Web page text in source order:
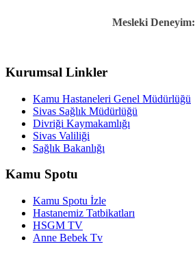
Mesleki Deneyim:
Kurumsal Linkler
Kamu Hastaneleri Genel Müdürlüğü
Sivas Sağlık Müdürlüğü
Divriği Kaymakamlığı
Sivas Valiliği
Sağlık Bakanlığı
Kamu Spotu
Kamu Spotu İzle
Hastanemiz Tatbikatları
HSGM TV
Anne Bebek Tv